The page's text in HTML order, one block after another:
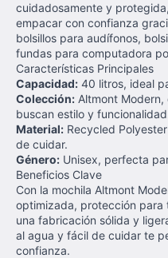
cuidadosamente y
empacar con confianza
bolsillos para audífonos,
fundas para computadora
Características Principales
Capacidad: 40 litros, ideal
Colección: Altmont
buscan estilo y
Material: Recycled
de cuidar.
Género: Unisex, perfecta
Beneficios Clave
Con la mochila Altmont
optimizada, protección para
una fabricación sólida y
al agua y fácil de cuidar te
confianza.